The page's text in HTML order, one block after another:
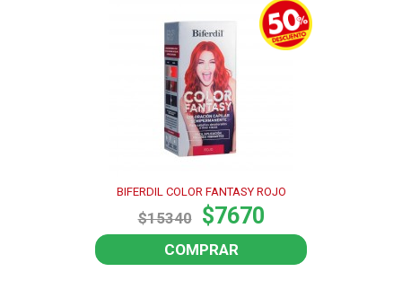
BIFERDIL COLOR FANTASY ROJO
$15340 $7670
COMPRAR